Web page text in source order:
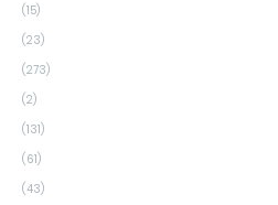
(15)
(23)
(273)
(2)
(131)
(61)
(43)